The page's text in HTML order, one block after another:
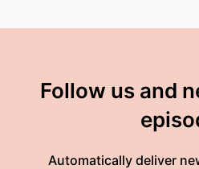
Follow us and
Automatically deliver